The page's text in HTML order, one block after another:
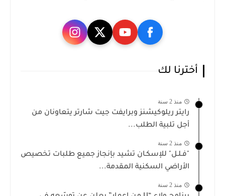
أخترنا لك
منذ 2 سنة
رايتر ريلوكيشنز وبرايفت جيت شارتر يتعاونان من
أجل تلبية الطلب...
منذ 2 سنة
"فـلـل" للإسكـان تشيد بإنجاز جميع طلبات تخصيص
الأراضي السكنية المقدمة...
منذ 2 سنة